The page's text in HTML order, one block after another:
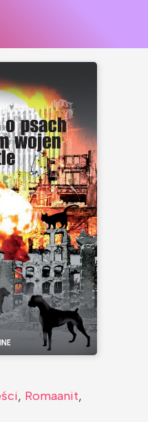
, Romaanit,